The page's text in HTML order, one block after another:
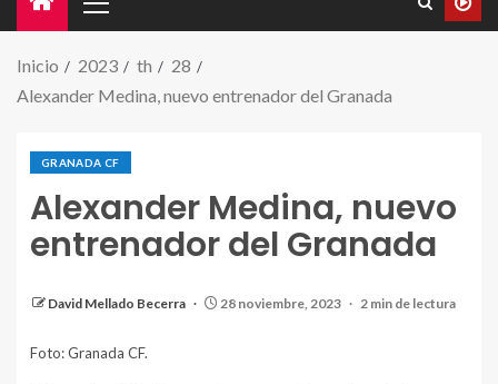
Inicio 2023 th
28
Alexander Medina, nuevo entrenador del Granada
GRANADA CF
Alexander Medina, nuevo
entrenador del Granada
David Mellado Becerra 28 noviembre, 2023 2 min de lectura
Foto: Granada CF.